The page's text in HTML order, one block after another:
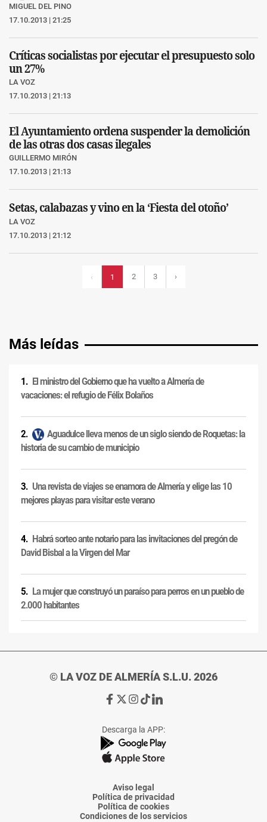
MIGUEL DEL PINO
17.10.2013 | 21:25
Críticas socialistas por ejecutar el presupuesto solo
un 27%
LA VOZ
17.10.2013 | 21:13
El Ayuntamiento ordena suspender la demolición
de las otras dos casas ilegales
GUILLERMO MIRÓN
17.10.2013 | 21:13
Setas, calabazas y vino en la ‘Fiesta del otoño’
LA VOZ
17.10.2013 | 21:12
‹ 1 2 3 ›
Más leídas
El ministro del Gobierno que ha vuelto a Almería de
vacaciones: el refugio de Félix Bolaños
Aguadulce lleva menos de un siglo siendo de Roquetas: la
historia de su cambio de municipio
Una revista de viajes se enamora de Almería y elige las 10
mejores playas para visitar este verano
Habrá sorteo ante notario para las invitaciones del pregón de
David Bisbal a la Virgen del Mar
La mujer que construyó un paraíso para perros en un pueblo de
2.000 habitantes
© LA VOZ DE ALMERÍA S.L.U. 2026
Ir
de
La
Voz
Almería
Ir
de
La
Voz
Almería
Ir
de
La
Voz
Almería
Ir
de
La
Voz
Almería
Ir
de
La
Voz
Descarga la APP:
Aviso legal
Política de privacidad
Política de cookies
Condiciones de los servicios